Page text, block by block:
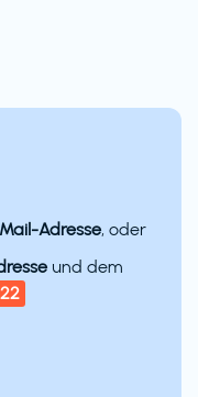
Adresse, oder
und dem